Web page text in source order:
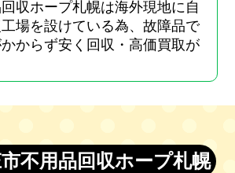
収ホープ札幌は海外現地に自
場を設けている為、故障品で
からず安く回収・高価買取が
不用品回収ホープ札幌